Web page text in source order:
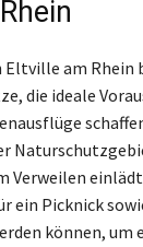
Eltville am
die ideale
Verweilen
ein Picknick
können, um